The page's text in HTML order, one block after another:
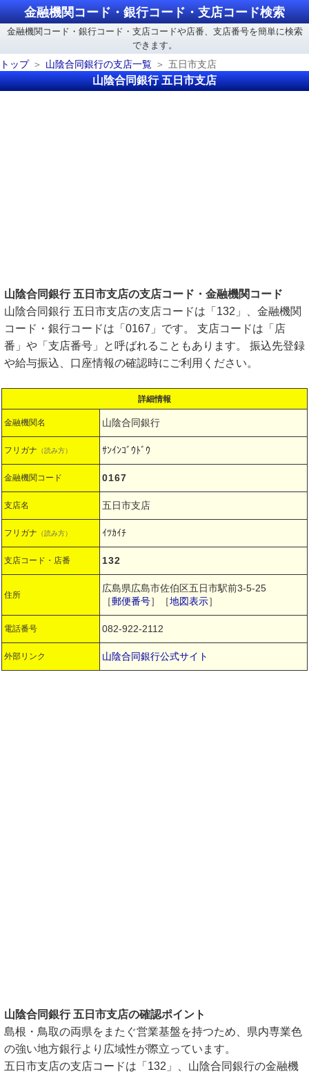
金融機関コード・銀行コード・支店コード検索
金融機関コード・銀行コード・支店コードや店番、支店番号を簡単に検索
できます。
トップ
山陰合同銀行の支店一覧 五日市支店
山陰合同銀行 五日市支店
山陰合同銀行 五日市支店の支店コード・金融機関コード
山陰合同銀行 五日市支店の支店コードは「132」、金融機関
コード・銀行コードは「0167」です。 支店コードは「店
番」や「支店番号」と呼ばれることもあります。 振込先登録
や給与振込、口座情報の確認時にご利用ください。
詳細情報
金融機関名 山陰合同銀行
フリガナ （読み方） ｻﾝｲﾝｺﾞｳﾄﾞｳ
金融機関コード 0167
支店名 五日市支店
フリガナ （読み方） ｲﾂｶｲﾁ
支店コード・店番 132
住所
広島県広島市佐伯区五日市駅前3-5-25
［郵便番号］［地図表示］
電話番号 082-922-2112
外部リンク 山陰合同銀行公式サイト
山陰合同銀行 五日市支店の確認ポイント
島根・鳥取の両県をまたぐ営業基盤を持つため、県内専業色
の強い地方銀行より広域性が際立っています。
五日市支店の支店コードは「132」、山陰合同銀行の金融機